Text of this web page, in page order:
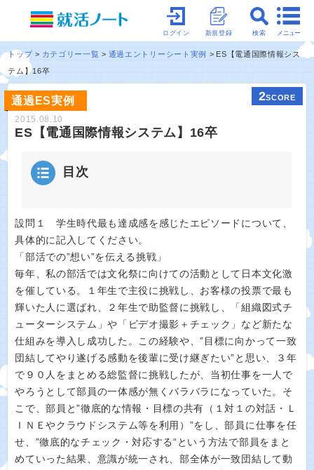
メニュー
検索
新規登録
ログイン
トップ カテゴリー一覧 通過エントリーシート実例
ES【電通国際情報シス
テム】16卒
通過ES実例 2SCORE
2015.08.10
ES【電通国際情報システム】16卒
目次
設問１ 学生時代最も達成感を感じたエピソードについて、
具体的に記入してください。
「部活での”想い”を伝える挑戦」
毎年、私の部活では文化祭に向けての活動として日本文化激
を催している。１年生で主役に挑戦し、お客様の投票で最も
輝いた人に選ばれ、２年生で助監督に挑戦し、「組織図式チ
ューターシステム」や「ビデオ撮影＋チェック」など新たな
仕組みを導入し成功した。この経験や、”目標に向かって一致
団結してやり遂げる感動を後輩に受け継ぎたい”と思い、３年
で９０人をまとめる総監督に挑戦したが、当初仕事を一人で
やろうとして部員の一体感が無くバラバラになっていた。そ
こで、部員と”徹底的な情報・目標の共有（１対１の対話・Ｌ
ＩＮＥやクラウドシステム等を利用）”をし、部員に仕事を任
せ、”徹底的なチェック・対応する“という方法で部員をまと
めていった結果、意識が統一され、部全体が一致団結して動